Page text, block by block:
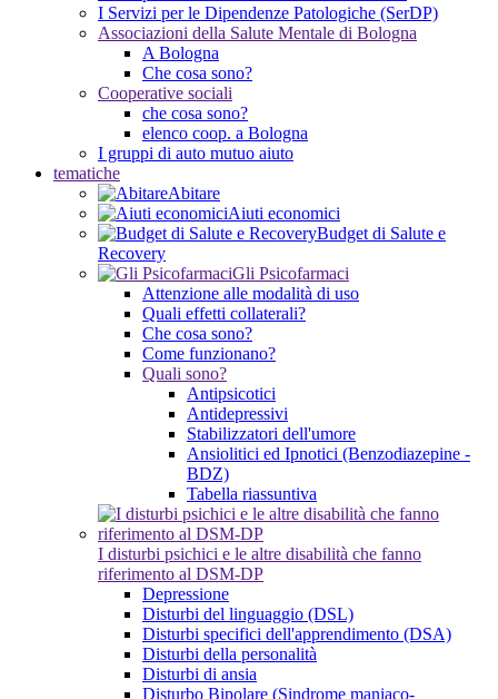
I Servizi per le Dipendenze Patologiche (SerDP)
Associazioni della Salute Mentale di Bologna
A Bologna
Che cosa sono?
Cooperative sociali
che cosa sono?
elenco coop. a Bologna
I gruppi di auto mutuo aiuto
tematiche
Abitare
Aiuti economici
Budget di Salute e
Recovery
Gli Psicofarmaci
Attenzione alle modalità di uso
Quali effetti collaterali?
Che cosa sono?
Come funzionano?
Quali sono?
Antipsicotici
Antidepressivi
Stabilizzatori dell'umore
Ansiolitici ed Ipnotici (Benzodiazepine -
BDZ)
Tabella riassuntiva
I disturbi psichici e le altre disabilità che fanno
riferimento al DSM-DP
Depressione
Disturbi del linguaggio (DSL)
Disturbi specifici dell'apprendimento (DSA)
Disturbi della personalità
Disturbi di ansia
Disturbo Bipolare (Sindrome maniaco-